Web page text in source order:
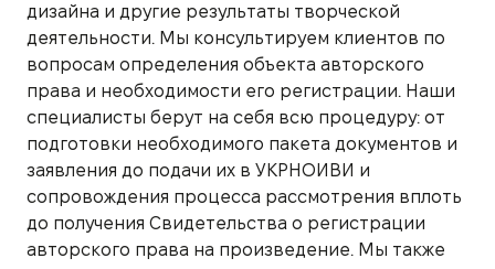
дизайна и другие результаты творческой
деятельности. Мы консультируем клиентов по
вопросам определения объекта авторского
права и необходимости его регистрации. Наши
специалисты берут на себя всю процедуру: от
подготовки необходимого пакета документов и
заявления до подачи их в УКРНОИВИ и
сопровождения процесса рассмотрения вплоть
до получения Свидетельства о регистрации
авторского права на произведение. Мы также